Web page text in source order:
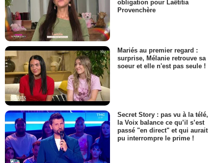
obligation pour Laëtitia
Provenchère
Mariés au premier regard :
surprise, Mélanie retrouve sa
soeur et elle n'est pas seule !
Secret Story : pas vu à la télé,
la Voix balance ce qu’il s’est
passé "en direct" et qui aurait
pu interrompre le prime !